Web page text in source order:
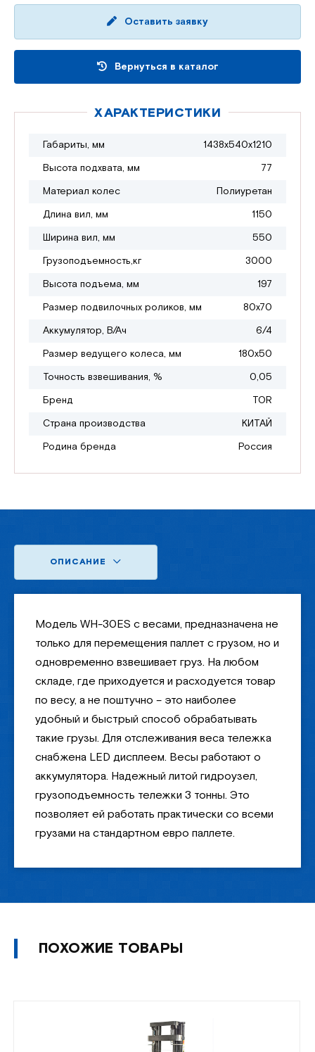
Оставить заявку
Вернуться в каталог
ХАРАКТЕРИСТИКИ
Габариты, мм
1438х540х1210
Высота подхвата, мм
77
Материал колес
Полиуретан
Длина вил, мм
1150
Ширина вил, мм
550
Грузоподъемность,кг
3000
Высота подъема, мм
197
Размер подвилочных роликов, мм
80х70
Аккумулятор, В/Ач
6/4
Размер ведущего колеса, мм
180х50
Точность взвешивания, %
0,05
Бренд
TOR
Страна производства
КИТАЙ
Родина бренда
Россия
ОПИСАНИЕ
Модель WH-30ES с весами, предназначена не
только для перемещения паллет с грузом, но и
одновременно взвешивает груз. На любом
складе, где приходуется и расходуется товар
по весу, а не поштучно – это наиболее
удобный и быстрый способ обрабатывать
такие грузы. Для отслеживания веса тележка
снабжена LED дисплеем. Весы работают о
аккумулятора. Надежный литой гидроузел,
грузоподъемность тележки 3 тонны. Это
позволяет ей работать практически со всеми
грузами на стандартном евро паллете.
ПОХОЖИЕ ТОВАРЫ